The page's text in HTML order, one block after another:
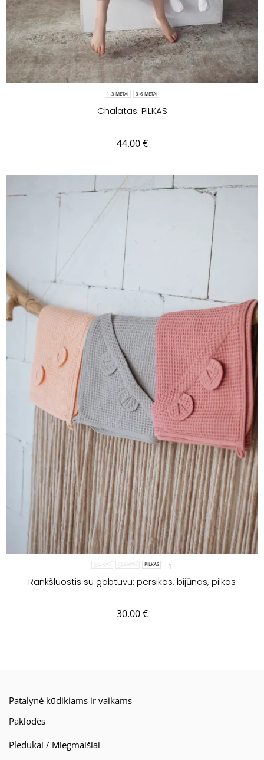
1-3 METAI 3-6 METAI
Chalatas. PILKAS
44.00€
BIJŪNAS PERSIKAS PILKAS +1
Rankšluostis su gobtuvu: persikas, bijūnas, pilkas
30.00€
Patalynė kūdikiams ir vaikams
Paklodės
Pledukai / Miegmaišiai